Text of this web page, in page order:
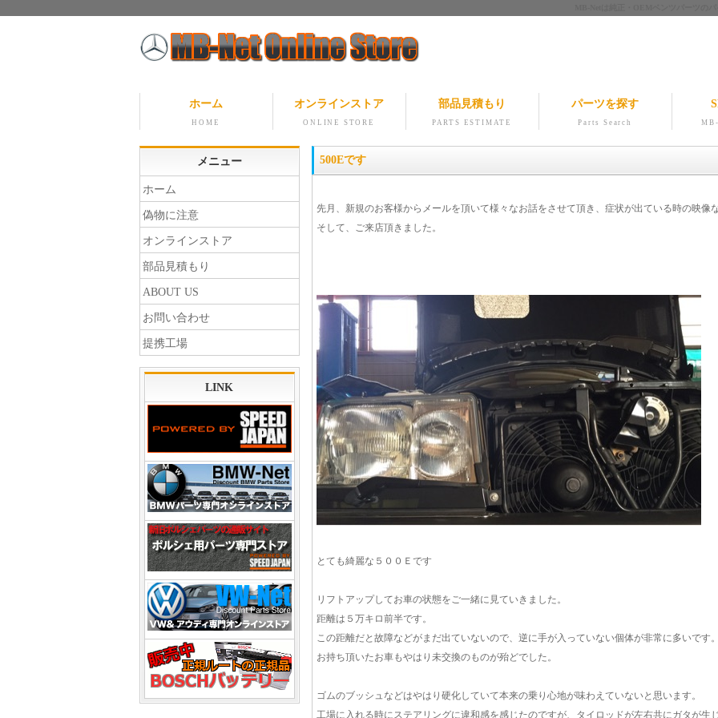
ホーム
HOME
オンラインストア
ONLINE STORE
部品見積もり
PARTS ESTIMATE
パーツを探す
Parts Search
500Eです
先月、新規のお客様からメールを頂いて様々なお話をさせて頂き、症状が出ている時の映像
そして、ご来店頂きました。
とても綺麗な５００Ｅです
リフトアップしてお車の状態をご一緒に見ていきました。
距離は５万キロ前半です。
この距離だと故障などがまだ出ていないので、逆に手が入っていない個体が非常に多いです。
お持ち頂いたお車もやはり未交換のものが殆どでした。
ゴムのブッシュなどはやはり硬化していて本来の乗り心地が味わえていないと思います。
工場に入れる時にステアリングに違和感を感じたのですが、タイロッドが左右共にガタが生
メニュー
ホーム
偽物に注意
オンラインストア
部品見積もり
ABOUT US
お問い合わせ
提携工場
LINK